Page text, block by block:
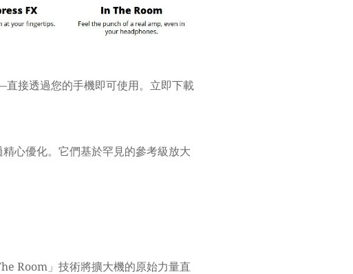
接透過您的手機即可使用。立即下載
心優化。它們基於罕見的參考級放大
Room」技術將擴大機的原始力量直